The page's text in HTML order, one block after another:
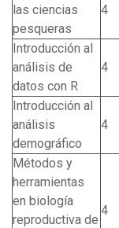
las ciencias
pesqueras
4
Introducción al
análisis de
datos con R
4
Introducción al
análisis
demográfico
4
Métodos y
herramientas
en biología
reproductiva de
4